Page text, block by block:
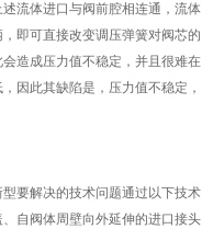
流体进口与阀前腔相连通，流体
即可直接改变调压弹簧对阀芯的
造成压力值不稳定，并且很难在
因此其缺陷是，压力值不稳定，
要解决的技术问题通过以下技术
自阀体周壁向外延伸的进口接头